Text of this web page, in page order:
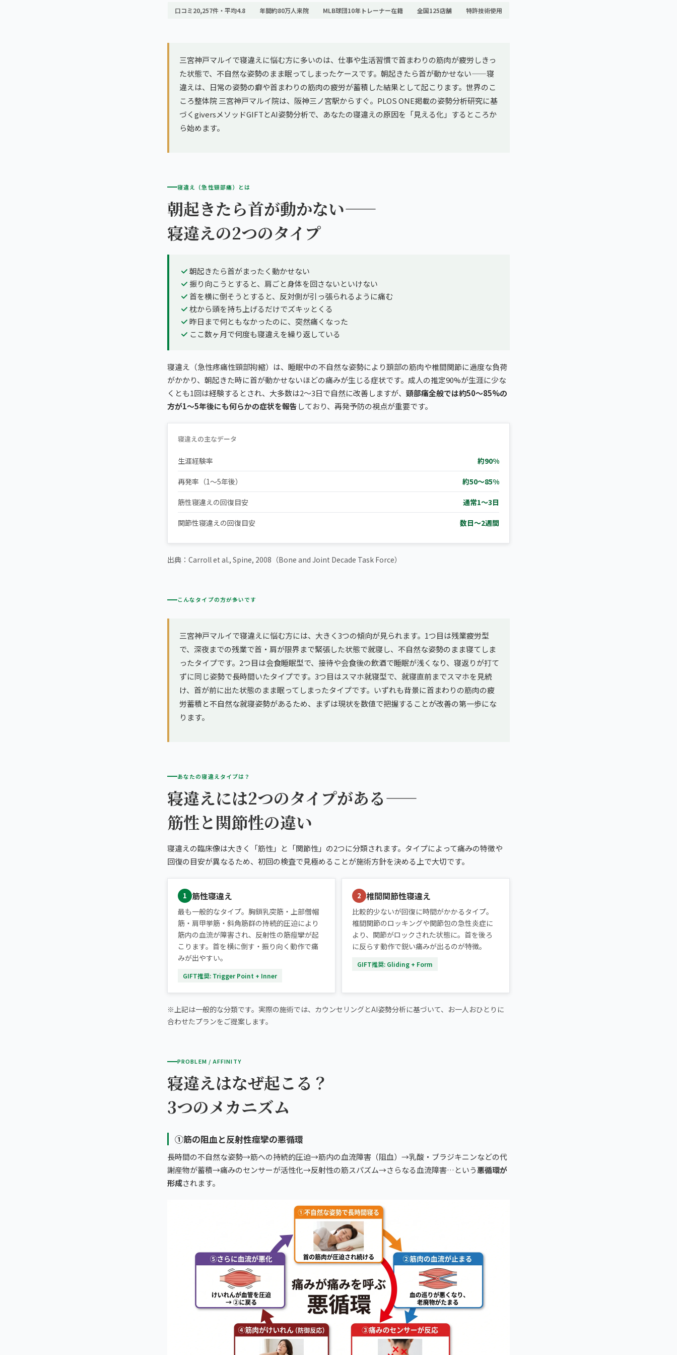
口コミ20,257件・平均4.8 年間約80万人来院 MLB球団10年トレーナー在籍 全国125店舗 特許技術使用
三宮神戸マルイで寝違えに悩む方に多いのは、仕事や生活習慣で首まわりの筋肉が疲労しきっ
た状態で、不自然な姿勢のまま眠ってしまったケースです。朝起きたら首が動かせない——寝
違えは、日常の姿勢の癖や首まわりの筋肉の疲労が蓄積した結果として起こります。世界のこ
ころ整体院 三宮神戸マルイ院は、阪神三ノ宮駅からすぐ。PLOS ONE掲載の姿勢分析研究に基
づくgiversメソッドGIFTとAI姿勢分析で、あなたの寝違えの原因を「見える化」するところか
ら始めます。
寝違え（急性頸部痛）とは
朝起きたら首が動かない——
寝違えの2つのタイプ
朝起きたら首がまったく動かせない
振り向こうとすると、肩ごと身体を回さないといけない
首を横に倒そうとすると、反対側が引っ張られるように痛む
枕から頭を持ち上げるだけでズキッとくる
昨日まで何ともなかったのに、突然痛くなった
ここ数ヶ月で何度も寝違えを繰り返している
寝違え（急性疼痛性頸部拘縮）は、睡眠中の不自然な姿勢により頚部の筋肉や椎間関節に過度な負荷
がかかり、朝起きた時に首が動かせないほどの痛みが生じる症状です。成人の推定90%が生涯に少な
くとも1回は経験するとされ、大多数は2〜3日で自然に改善しますが、 頸部痛全般では約50〜85%の
方が1〜5年後にも何らかの症状を報告しており、再発予防の視点が重要です。
寝違えの主なデータ
生涯経験率 約90%
再発率（1〜5年後） 約50〜85%
筋性寝違えの回復目安 通常1〜3日
関節性寝違えの回復目安 数日〜2週間
出典：Carroll et al., Spine, 2008（Bone and Joint Decade Task Force）
こんなタイプの方が多いです
三宮神戸マルイで寝違えに悩む方には、大きく3つの傾向が見られます。1つ目は残業疲労型
で、深夜までの残業で首・肩が限界まで緊張した状態で就寝し、不自然な姿勢のまま寝てしま
ったタイプです。2つ目は会食睡眠型で、接待や会食後の飲酒で睡眠が浅くなり、寝返りが打て
ずに同じ姿勢で長時間いたタイプです。3つ目はスマホ就寝型で、就寝直前までスマホを見続
け、首が前に出た状態のまま眠ってしまったタイプです。いずれも背景に首まわりの筋肉の疲
労蓄積と不自然な就寝姿勢があるため、まずは現状を数値で把握することが改善の第一歩にな
ります。
あなたの寝違えタイプは？
寝違えには2つのタイプがある——
筋性と関節性の違い
寝違えの臨床像は大きく「筋性」と「関節性」の2つに分類されます。タイプによって痛みの特徴や
回復の目安が異なるため、初回の検査で見極めることが施術方針を決める上で大切です。
1 筋性寝違え
最も一般的なタイプ。胸鎖乳突筋・上部僧帽
筋・肩甲挙筋・斜角筋群の持続的圧迫により
筋内の血流が障害され、反射性の筋痙攣が起
こります。首を横に倒す・振り向く動作で痛
みが出やすい。
GIFT推奨: Trigger Point + Inner
2 椎間関節性寝違え
比較的少ないが回復に時間がかかるタイプ。
椎間関節のロッキングや関節包の急性炎症に
より、関節がロックされた状態に。首を後ろ
に反らす動作で鋭い痛みが出るのが特徴。
GIFT推奨: Gliding + Form
※上記は一般的な分類です。実際の施術では、カウンセリングとAI姿勢分析に基づいて、お一人おひとりに
合わせたプランをご提案します。
PROBLEM / AFFINITY
寝違えはなぜ起こる？
3つのメカニズム
①筋の阻血と反射性痙攣の悪循環
長時間の不自然な姿勢→筋への持続的圧迫→筋内の血流障害（阻血）→乳酸・ブラジキニンなどの代
謝産物が蓄積→痛みのセンサーが活性化→反射性の筋スパズム→さらなる血流障害…という悪循環が
形成されます。